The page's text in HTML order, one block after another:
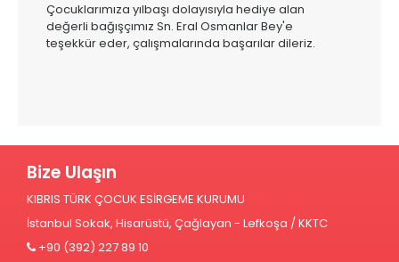
Çocuklarımıza yılbaşı dolayısıyla hediye alan
değerli bağışçımız Sn. Eral Osmanlar Bey'e
teşekkür eder, çalışmalarında başarılar dileriz.
Bize Ulaşın
KIBRIS TÜRK ÇOCUK ESİRGEME KURUMU
İstanbul Sokak, Hisarüstü, Çağlayan - Lefkoşa / KKTC
+90 (392) 227 89 10